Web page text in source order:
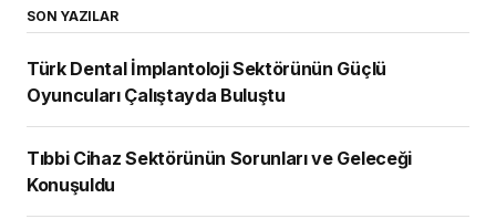
SON YAZILAR
Türk Dental İmplantoloji Sektörünün Güçlü
Oyuncuları Çalıştayda Buluştu
Tıbbi Cihaz Sektörünün Sorunları ve Geleceği
Konuşuldu